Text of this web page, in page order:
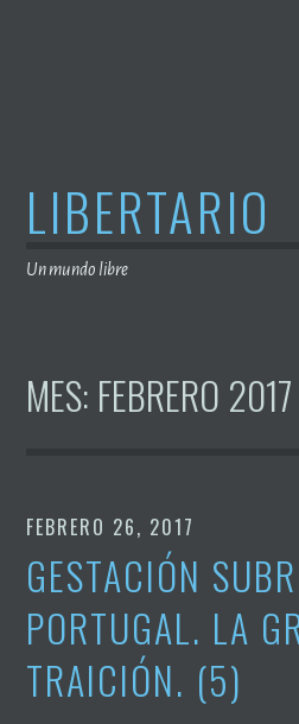
LIBERTARIO
Un mundo libre
MES: FEBRERO 2017
FEBRERO 26, 2017
GESTACIÓN
PORTUGAL. LA
TRAICIÓN. (5)